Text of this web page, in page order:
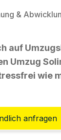
&
auf
Umzug
wie
anfragen